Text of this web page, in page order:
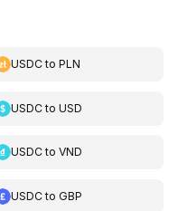
USDCtoPLN
USDCtoUSD
USDCtoVND
USDCtoGBP